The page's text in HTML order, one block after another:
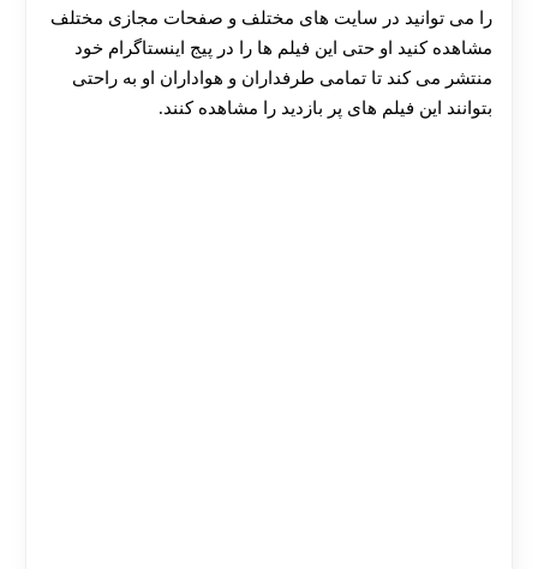
را می توانید در سایت های مختلف و صفحات مجازی مختلف
مشاهده کنید او حتی این فیلم ها را در پیج اینستاگرام خود
منتشر می کند تا تمامی طرفداران و هواداران او به راحتی
بتوانند این فیلم های پر بازدید را مشاهده کنند.